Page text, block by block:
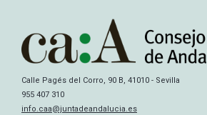
Calle Pagés del Corro, 90 B, 41010 - Sevilla
955 407 310
info.caa@juntadeandalucia.es